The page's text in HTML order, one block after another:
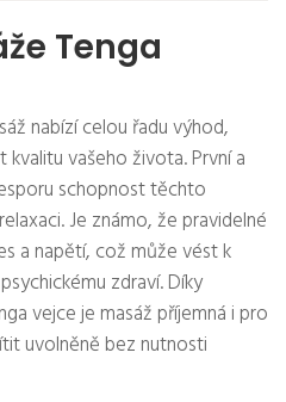
Tenga
nabízí celou řadu výhod,
vašeho života. První a
schopnost těchto
Je známo, že pravidelné
a napětí, což může vést k
zdraví. Díky
vejce je masáž příjemná i pro
uvolněně bez nutnosti